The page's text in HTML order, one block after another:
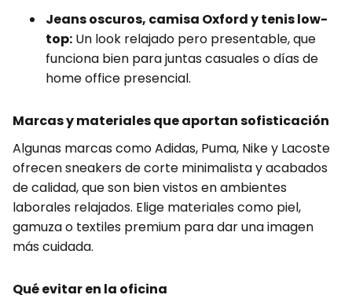
Jeans oscuros, camisa Oxford y tenis low-
top: Un look relajado pero presentable, que
funciona bien para juntas casuales o días de
home office presencial.
Marcas y materiales que aportan sofisticación
Algunas marcas como Adidas, Puma, Nike y Lacoste
ofrecen sneakers de corte minimalista y acabados
de calidad, que son bien vistos en ambientes
laborales relajados. Elige materiales como piel,
gamuza o textiles premium para dar una imagen
más cuidada.
Qué evitar en la oficina